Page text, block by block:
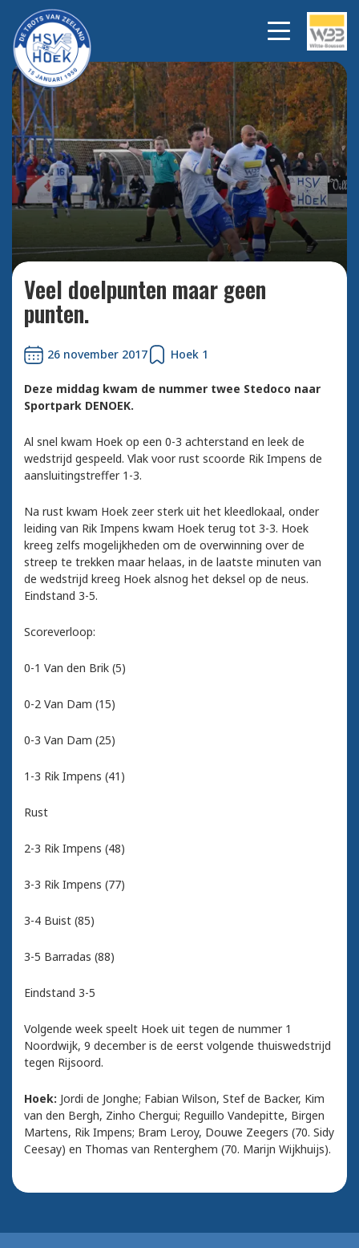
HATTRICK RIK IMPENS Bekijk alle foto's
Veel doelpunten maar geen
punten.
26 november 2017 Hoek 1
Deze middag kwam de nummer twee Stedoco naar
Sportpark DENOEK.
Al snel kwam Hoek op een 0-3 achterstand en leek de
wedstrijd gespeeld. Vlak voor rust scoorde Rik Impens de
aansluitingstreffer 1-3.
Na rust kwam Hoek zeer sterk uit het kleedlokaal, onder
leiding van Rik Impens kwam Hoek terug tot 3-3. Hoek
kreeg zelfs mogelijkheden om de overwinning over de
streep te trekken maar helaas, in de laatste minuten van
de wedstrijd kreeg Hoek alsnog het deksel op de neus.
Eindstand 3-5.
Scoreverloop:
0-1 Van den Brik (5)
0-2 Van Dam (15)
0-3 Van Dam (25)
1-3 Rik Impens (41)
Rust
2-3 Rik Impens (48)
3-3 Rik Impens (77)
3-4 Buist (85)
3-5 Barradas (88)
Eindstand 3-5
Volgende week speelt Hoek uit tegen de nummer 1
Noordwijk, 9 december is de eerst volgende thuiswedstrijd
tegen Rijsoord.
Hoek: Jordi de Jonghe; Fabian Wilson, Stef de Backer, Kim
van den Bergh, Zinho Chergui; Reguillo Vandepitte, Birgen
Martens, Rik Impens; Bram Leroy, Douwe Zeegers (70. Sidy
Ceesay) en Thomas van Renterghem (70. Marijn Wijkhuijs).